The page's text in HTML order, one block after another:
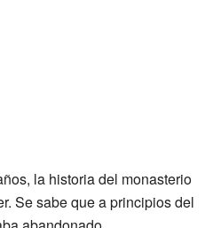
la historia del monasterio
Se sabe que a principios del